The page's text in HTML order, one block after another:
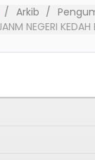
Arkib
NEGERI KEDAH